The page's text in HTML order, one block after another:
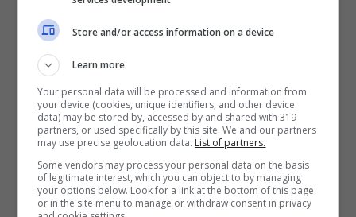
Invece Terzi va d’amore e d’accordo con
Rossella Erra
Selvaggia Lucarelli ha interrotto un dialogo
improntato sulla stima reciproca tra i due. E
lo ha fatto con una battuta che la Erra ha
trovato poco carina ed anzi, del tutto
inadeguata.
Store and/or access information on a device
Learn more
Your personal data will be processed and information from
your device (cookies, unique identifiers, and other device
data) may be stored by, accessed by and shared with 319
partners, or used specifically by this site. We and our partners
may use precise geolocation data. List of partners.
Some vendors may process your personal data on the basis
of legitimate interest, which you can object to by managing
your options below. Look for a link at the bottom of this page
or in the site menu to manage or withdraw consent in privacy